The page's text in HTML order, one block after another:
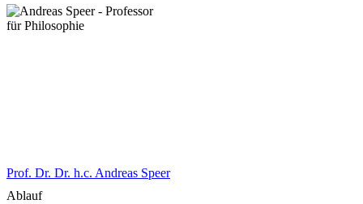
Prof. Dr. Dr. h.c. Andreas Speer
Ablauf